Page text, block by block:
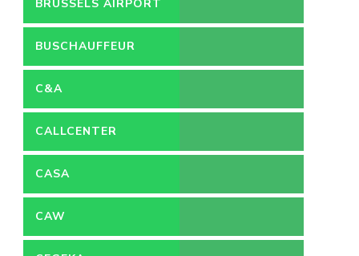
BRUSSELS AIRPORT
BUSCHAUFFEUR
C&A
CALLCENTER
VACATURES
CASA
CAW